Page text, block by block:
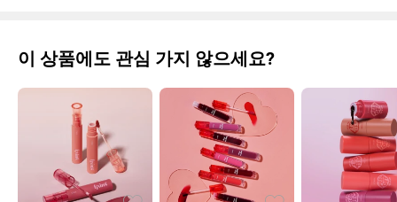
이 상품에도 관심 가지 않으세요?